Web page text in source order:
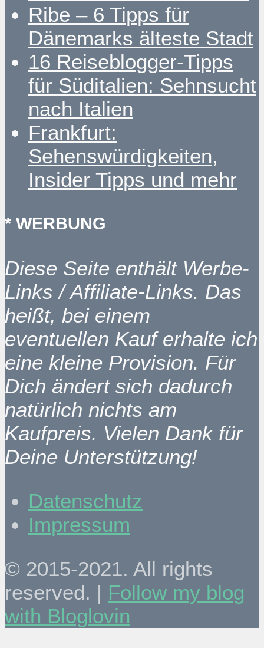
Ribe – 6 Tipps für
Dänemarks älteste Stadt
16 Reiseblogger-Tipps
für Süditalien: Sehnsucht
nach Italien
Frankfurt:
Sehenswürdigkeiten,
Insider Tipps und mehr
* WERBUNG
Diese Seite enthält Werbe-
Links / Affiliate-Links. Das
heißt, bei einem
eventuellen Kauf erhalte ich
eine kleine Provision. Für
Dich ändert sich dadurch
natürlich nichts am
Kaufpreis. Vielen Dank für
Deine Unterstützung!
Datenschutz
Impressum
© 2015-2021. All rights
reserved. | Follow my blog
with Bloglovin